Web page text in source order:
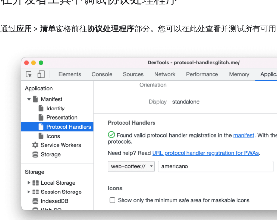
通过应用 > 清单窗格前往协议处理程序部分。您可以在此处查看并测试所有可